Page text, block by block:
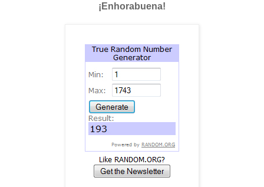
¡Enhorabuena!